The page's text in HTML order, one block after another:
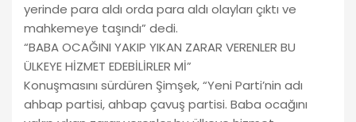
yerinde para aldı orda para aldı olayları çıktı ve
mahkemeye taşındı” dedi.
“BABA OCAĞINI YAKIP YIKAN ZARAR VERENLER BU
ÜLKEYE HİZMET EDEBİLİRLER Mİ”
Konuşmasını sürdüren Şimşek, “Yeni Parti’nin adı
ahbap partisi, ahbap çavuş partisi. Baba ocağını